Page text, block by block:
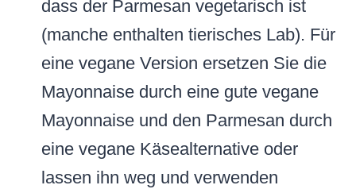
dass der Parmesan vegetarisch ist
(manche enthalten tierisches Lab). Für
eine vegane Version ersetzen Sie die
Mayonnaise durch eine gute vegane
Mayonnaise und den Parmesan durch
eine vegane Käsealternative oder
lassen ihn weg und verwenden